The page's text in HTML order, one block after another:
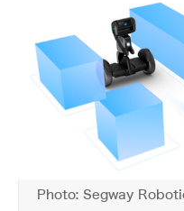
Photo: Segway